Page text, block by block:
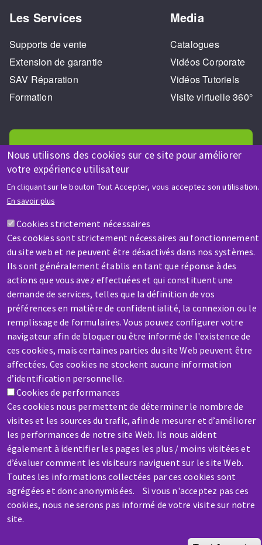
Nous utilisons des cookies sur ce site pour améliorer
votre expérience utilisateur
En cliquant sur le bouton Tout Accepter, vous acceptez son utilisation.
En savoir plus
Cookies strictement nécessaires
Ces cookies sont strictement nécessaires au fonctionnement
du site web et ne peuvent être désactivés dans nos systèmes.
Ils sont généralement établis en tant que réponse à des
actions que vous avez effectuées et qui constituent une
demande de services, telles que la définition de vos
préférences en matière de confidentialité, la connexion ou le
remplissage de formulaires. Vous pouvez configurer votre
navigateur afin de bloquer ou être informé de l'existence de
ces cookies, mais certaines parties du site Web peuvent être
affectées. Ces cookies ne stockent aucune information
d’identification personnelle.
Cookies de performances
Ces cookies nous permettent de déterminer le nombre de
visites et les sources du trafic, afin de mesurer et d’améliorer
les performances de notre site Web. Ils nous aident
également à identifier les pages les plus / moins visitées et
d’évaluer comment les visiteurs naviguent sur le site Web.
Toutes les informations collectées par ces cookies sont
agrégées et donc anonymisées. Si vous n'acceptez pas ces
cookies, nous ne serons pas informé de votre visite sur notre
site.
Les Services
Supports de vente
Extension de garantie
SAV Réparation
Formation
Media
Catalogues
Vidéos Corporate
Vidéos Tutoriels
Visite virtuelle 360°
AIDE & CONTACT
Une question ? Un renseignement ?
Contactez-nous
SAV / RÉPARATION
Une machine cassée ? En panne ?
Contactez-nous
Aller
au
contenu
principal